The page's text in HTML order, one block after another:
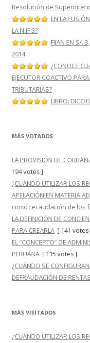
Resolución de
EN LA
LA NIIF 3?
FIJAN EN S/.
2014
¿CONOCE
EJECUTOR COACTIVO
TRIBUTARIAS?
LIBRO:
MÁS VOTADOS
LA PROVISIÓN DE
194 votes ]
¿CUÁNDO UTILIZAR LOS
APELACIÓN EN MATERIA
como recaudación de los
LA DEFINICIÓN DE
PARA CREARLA [ 141 votes
EL “CONCEPTO” DE
PERUANA [ 115 votes ]
¿CUÁNDO SE
DEFRAUDACIÓN DE
MÁS VISITADOS
¿CUÁNDO UTILIZAR LOS